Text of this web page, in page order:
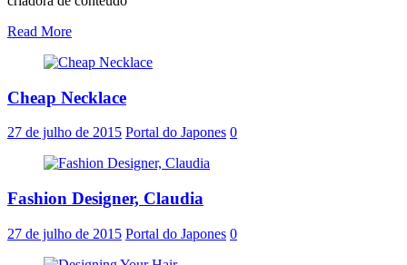
Read More
Cheap Necklace
27 de julho de 2015 Portal do Japones 0
Fashion Designer, Claudia
27 de julho de 2015 Portal do Japones 0